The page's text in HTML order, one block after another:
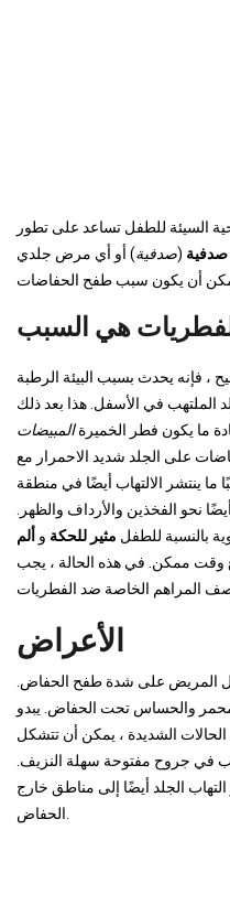
السيئة للطفل تساعد على تطور
صدفية (صدفية) أو أي مرض جلدي
هي السبب
، فإنه يحدث بسبب البيئة الرطبة
الملتهب في الأسفل. هذا بعد ذلك
ما يكون فطر الخميرةالمبيضات
على الجلد شديد الاحمرار مع
ما ينتشر الالتهاب أيضًا في منطقة
نحو الفخذين والأرداف والظهر.
بالنسبة للطفل مثير للحكة و ألم
وقت ممكن. في هذه الحالة ، يجب
الأعراض
المريض على شدة طفح الحفاض.
والحساس تحت الحفاض. يبدو
الشديدة ، يمكن أن تتشكل
في جروح مفتوحة سهلة النزيف.
الجلد أيضًا إلى مناطق خارج